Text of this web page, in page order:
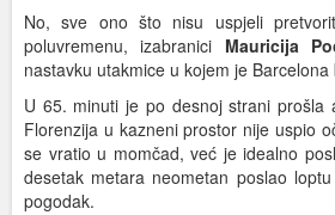
No, sve ono što nisu uspjeli
poluvremenu, izabranici Mauricija
nastavku utakmice u kojem je
U 65. minuti je po desnoj strani prošla
Florenzija u kazneni prostor nije uspio
se vratio u momčad, već je idealno
desetak metara neometan poslao
pogodak.